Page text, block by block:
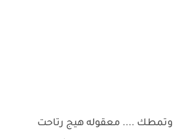
وتمطك .... معقوله هيج رتاحت